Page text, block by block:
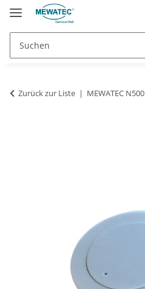
Zurück zur Liste MEWATEC N500